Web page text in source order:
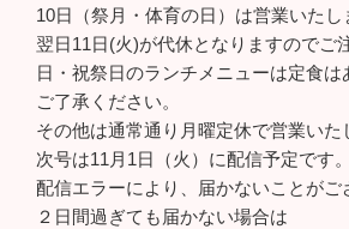
10日（祭月・体育の日）は営業いたし
翌日11日(火)が代休となりますのでご
日・祝祭日のランチメニューは定食は
ご了承ください。
その他は通常通り月曜定休で営業いた
次号は11月1日（火）に配信予定です。
配信エラーにより、届かないことがご
２日間過ぎても届かない場合は